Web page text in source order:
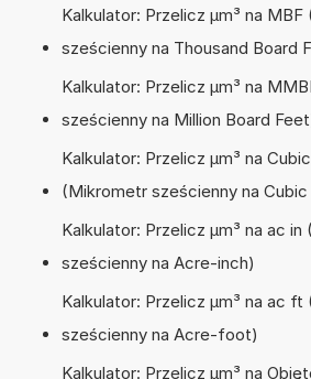
Kalkulator: Przelicz µm³ na
sześcienny na Thousand Board
Kalkulator: Przelicz µm³ na
sześcienny na Million Board
Kalkulator: Przelicz µm³ na
(Mikrometr sześcienny na
Kalkulator: Przelicz µm³ na ac
sześcienny na Acre-inch)
Kalkulator: Przelicz µm³ na ac
sześcienny na Acre-foot)
Kalkulator: Przelicz µm³ na